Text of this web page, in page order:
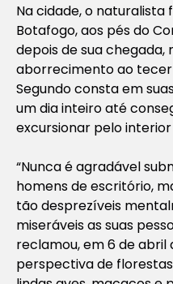
Na cidade, o naturalista
Botafogo, aos pés do
depois de sua chegada,
aborrecimento ao
Segundo consta em
um dia inteiro até
excursionar pelo
“Nunca é agradável
homens de escritório,
tão desprezíveis
miseráveis as suas
reclamou, em 6 de abril
perspectiva de